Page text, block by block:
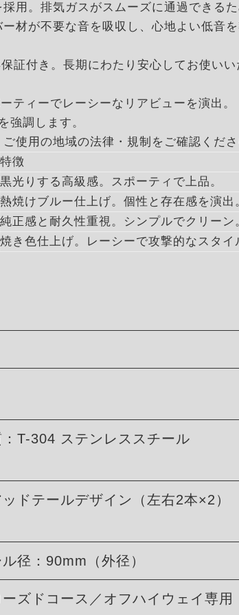
用。排気ガスがスムーズに通過できる
材が不要な音を吸収し、心地よい低音を
証付き。長期にわたり安心してお使いい
ティーでレーシーなリアビューを演出。
強調します。
使用の地域の法律・規制をご確認くださ
特徴
黒光りする高級感。スポーティで上品。
熱焼けブルー仕上げ。個性と存在感を演出
純正感と耐久性重視。シンプルでクリーン
焼き色仕上げ。レーシーで攻撃的なスタイ
T-304 ステンレススチール
ッドテールデザイン（左右2本×2）
径：90mm（外径）
ーズドコース／オフハイウェイ専用